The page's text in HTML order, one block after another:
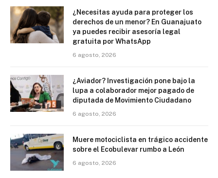
¿Necesitas ayuda para proteger los
derechos de un menor? En Guanajuato
ya puedes recibir asesoría legal
gratuita por WhatsApp
6 agosto, 2026
¿Aviador? Investigación pone bajo la
lupa a colaborador mejor pagado de
diputada de Movimiento Ciudadano
6 agosto, 2026
Muere motociclista en trágico accidente
sobre el Ecobulevar rumbo a León
6 agosto, 2026